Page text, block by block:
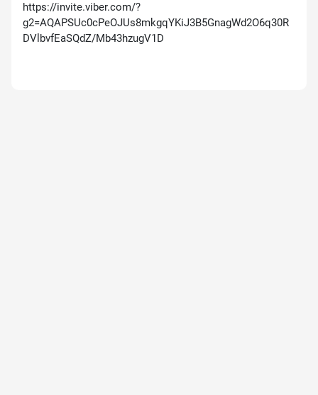
https://invite.viber.com/?
g2=AQAPSUc0cPeOJUs8mkgqYKiJ3B5GnagWd2O6q30R
DVlbvfEaSQdZ/Mb43hzugV1D